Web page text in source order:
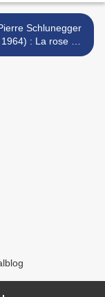
Schlunegger
: La rose au
fond des mers >